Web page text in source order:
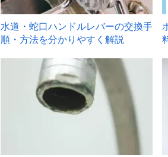
水道・蛇口ハンドルレバーの交換手
順・方法を分かりやすく解説